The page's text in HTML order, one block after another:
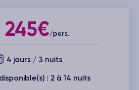
245€/pers.
4 jours / 3 nuits
: 2 à 14 nuits